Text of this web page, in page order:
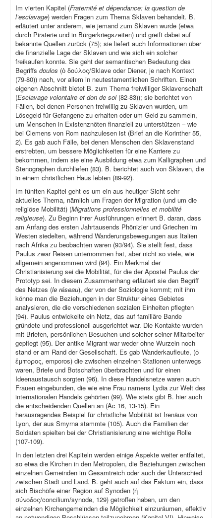
Im vierten Kapitel (Fraternité et dépendance: la question de
l’esclavage) werden Fragen zum Thema Sklaven behandelt. B.
erläutert unter anderem, wie jemand zum Sklaven wurde (etwa
durch Piraterie und in Bürgerkriegszeiten) und greift dabei auf
bekannte Quellen zurück (75); sie liefert auch Informationen über
die finanzielle Lage der Sklaven und wie sich ein solcher
freikaufen konnte. Sie geht der semantischen Bedeutung des
Begriffs doulos (ὁ δούλος/Sklave oder Diener, je nach Kontext
(79-80)) nach, vor allem in neutestamentlichen Schriften. Einen
eigenen Abschnitt bietet B. zum Thema freiwilliger Sklavenschaft
(Esclavage volontaire et don de soi(82-83)); sie berichtet von
Fällen, bei denen Personen freiwillig zu Sklaven wurden, um
Lösegeld für Gefangene zu erhalten oder um Geld zu sammeln,
um Menschen in Existenznöten finanziell zu unterstützen – wie
bei Clemens von Rom nachzulesen ist (Brief an die Korinther 55,
2). Es gab auch Fälle, bei denen Menschen den Sklavenstand
erstrebten, um bessere Möglichkeiten für eine Karriere zu
bekommen, indem sie eine Ausbildung etwa zum Kalligraphen und
Stenographen durchliefen (83). B. berichtet auch von Sklaven, die
in einem christlichen Haus lebten (89-92).
Im fünften Kapitel geht es um ein aus heutiger Sicht sehr
aktuelles Thema, nämlich um Fragen der Migration (und um die
religiöse Mobilität) (Migrations professionnelles et mobilité
religieuse). Zu Beginn ihrer Ausführungen erinnert B. daran, dass
am Anfang des ersten Jahrtausends Phönizier und Griechen im
Westen siedelten, während Wanderungsbewegungen aus Italien
nach Afrika zu beobachten waren (93/94). Sie stellt fest, dass
Paulus zwar Reisen unternommen hat, aber nicht so viele, wie
allgemein angenommen wird (94). Ein Merkmal der
Christianisierung sei die Mobilität, für die der Apostel Paulus der
Prototyp sei. In diesem Zusammenhang erläutert sie den Begriff
des Netzes (le réseau), der von der Soziologie kommt; mit ihm
könne man die Beziehungen in der Struktur eines Gebietes
analysieren, die die verschiedenen sozialen Einheiten pflegten
(94). Paulus entwickelte ein Netz, das auf familiäre Bande
gründete und professionell ausgerichtet war. Die Kontakte wurden
mit Briefen, persönlichen Besuchen und solcher seiner Mitarbeiter
gepflegt (95). Der antike Migrant war weder ohne Wurzeln noch
stand er am Rand der Gesellschaft. Es gab Wanderkaufleute, (ὁ
ἔμπορος, emporos) die zwischen einzelnen Stationen unterwegs
waren, Briefe und Botschaften überbrachten und für einen
Ideenaustausch sorgten (96). In diese Handelsnetze waren auch
Frauen eingebunden, die wie eine Frau namens Lydia zur Welt des
internationalen Handels gehörten (99). Wie stets gibt B. hier auch
die entscheidenden Quellen an (Ac 16, 13-15). Ein
herausragendes Beispiel für christliche Mobilität ist Irenäus von
Lyon, der aus Smyrna stammte (105). Auch die Familien der
Soldaten spielten bei der Christianisierung eine wichtige Rolle
(107-109).
In den letzten drei Kapiteln werden einige Aspekte weiter entfaltet,
so etwa die Kirchen in den Metropolen, die Beziehungen zwischen
einzelnen Gemeinden im Gesamtreich oder auch der Unterschied
zwischen Stadt und Land. B. geht auch auf das Faktum ein, dass
sich Bischöfe einer Region auf Synoden (ἡ
σύνοδος/concilium/synode, 129) getroffen haben, um den
einzelnen Kirchengemeinden die Möglichkeit einzuräumen, effektiv